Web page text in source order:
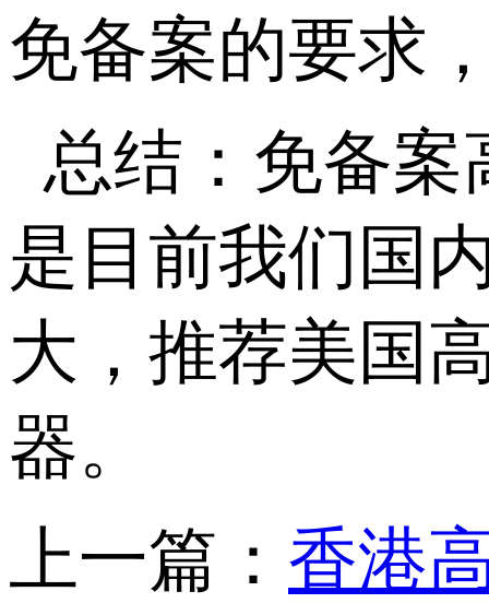
免备案的要求
总结：免备案
是目前我们国
大，推荐美国
器。
上一篇： 香港